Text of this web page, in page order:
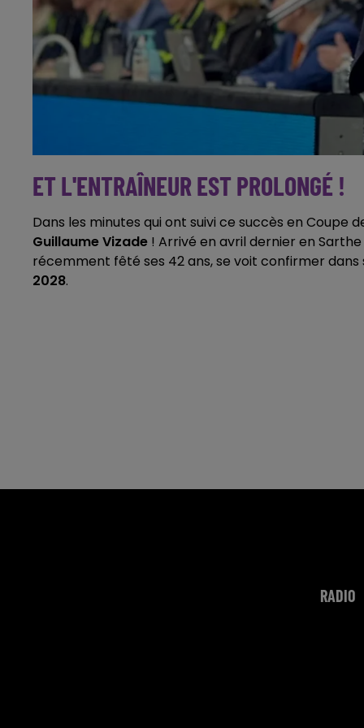
ET L'ENTRAÎNEUR EST PROLONGÉ !
Dans les minutes qui ont suivi ce succès en Coupe
Guillaume Vizade ! Arrivé en avril dernier en
récemment fêté ses 42 ans, se voit confirmer
2028.
RADIO